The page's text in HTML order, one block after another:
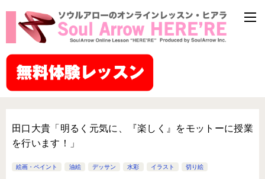
田口大貴「明るく元気に、『楽しく』をモットーに授業
を行います！」
絵画・ペイント 油絵 デッサン 水彩 イラスト 切り絵